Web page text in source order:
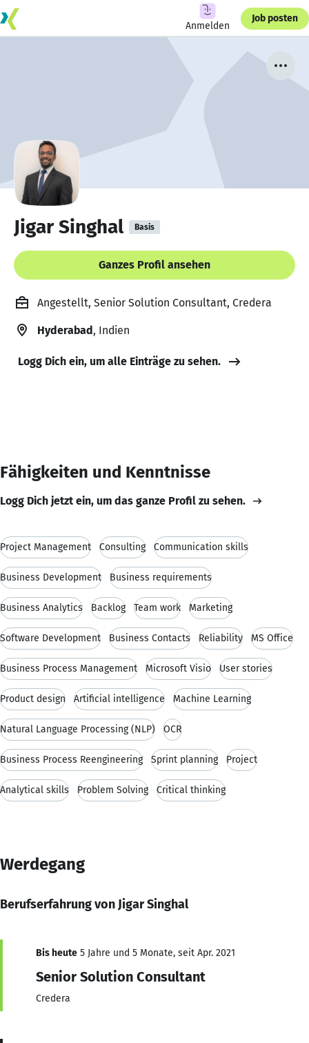
Anmelden
Job posten
Jigar Singhal Basis
Ganzes Profil ansehen
Angestellt, Senior Solution Consultant, Credera
Hyderabad, Indien
Logg Dich ein, um alle Einträge zu sehen.
Fähigkeiten und Kenntnisse
Logg Dich jetzt ein, um das ganze Profil zu sehen.
Project Management Consulting Communication skills
Business Development Business requirements
Business Analytics Backlog Team work Marketing
Software Development Business Contacts Reliability MS Office
Business Process Management Microsoft Visio User stories
Product design Artificial intelligence Machine Learning
Natural Language Processing (NLP) OCR
Business Process Reengineering Sprint planning Project
Analytical skills Problem Solving Critical thinking
Werdegang
Berufserfahrung von Jigar Singhal
Bis heute 5 Jahre und 5 Monate, seit Apr. 2021
Senior Solution Consultant
Credera